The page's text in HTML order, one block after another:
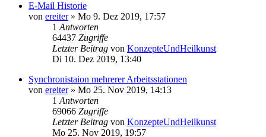
E-Mail Historie
von ereiter» Mo 9. Dez 2019, 17:57
1 Antworten
64437 Zugriffe
Letzter Beitrag von KonzepteUndHeilkunst
Di 10. Dez 2019, 13:40
Synchronistaion mehrerer Arbeitsstationen
von ereiter» Mo 25. Nov 2019, 14:13
1 Antworten
69066 Zugriffe
Letzter Beitrag von KonzepteUndHeilkunst
Mo 25. Nov 2019, 19:57